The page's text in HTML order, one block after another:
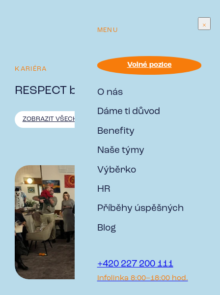
MENU
Volné pozice
O nás
Dáme ti důvod
Benefity
Naše týmy
Výběrko
HR
Příběhy úspěšných
Blog
+420 227 200 111
Infolinka 8:00–18:00 hod.
KARIÉRA
RESPECT blog
ZOBRAZIT VŠECHNO